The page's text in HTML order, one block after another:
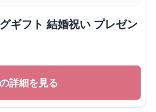
ギフト 結婚祝い プレゼン
詳細を見る